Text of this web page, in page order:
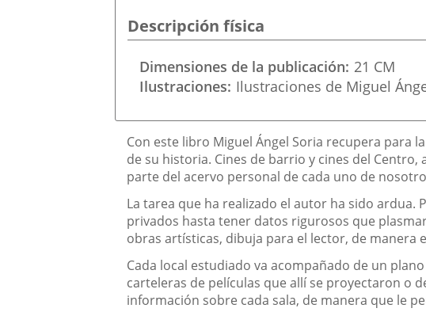
aplicación
externa.
Descripción física
Dimensiones de la publicación 21 CM
Ilustraciones Ilustraciones de Miguel
Descripción
Con este libro Miguel Ángel Soria recupera para
de su historia. Cines de barrio y cines del
parte del acervo personal de cada uno de
La tarea que ha realizado el autor ha sido ardua.
privados hasta tener datos rigurosos que
obras artísticas, dibuja para el lector, de manera
Cada local estudiado va acompañado de un
carteleras de películas que allí se proyectaron o
información sobre cada sala, de manera que le